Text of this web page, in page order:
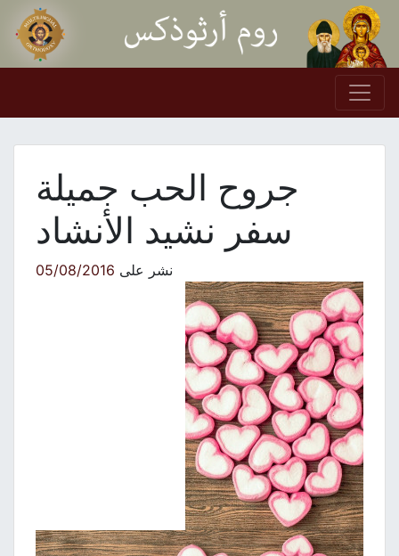
Skip to content
Main Navigation
جروح الحب جميلة
سفر نشيد الأنشاد
نشر على05/08/2016